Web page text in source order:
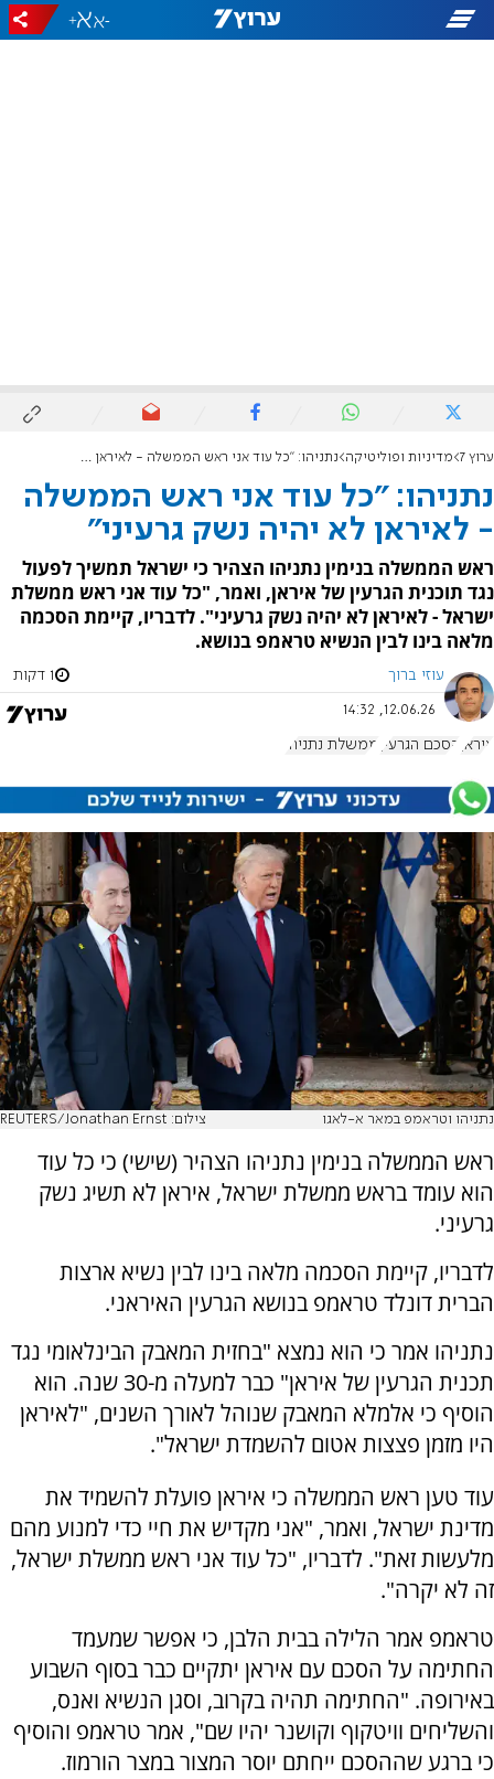
-
+
ערוץ 7 מדיניות ופוליטיקה נתניהו: "כל עוד אני ראש הממשלה - לאיראן לא יהיה נשק גרעיני"
נתניהו: "כל עוד אני ראש הממשלה
- לאיראן לא יהיה נשק גרעיני"
ראש הממשלה בנימין נתניהו הצהיר כי ישראל תמשיך לפעול
נגד תוכנית הגרעין של איראן, ואמר, "כל עוד אני ראש ממשלת
ישראל - לאיראן לא יהיה נשק גרעיני". לדבריו, קיימת הסכמה
מלאה בינו לבין הנשיא טראמפ בנושא.
עוזי ברוך 1 דקות
12.06.26, 14:32
איראן הסכם הגרעין ממשלת נתניהו
נתניהו וטראמפ במאר א-לאגו צילום: REUTERS/Jonathan Ernst
ראש הממשלה בנימין נתניהו הצהיר (שישי) כי כל עוד
הוא עומד בראש ממשלת ישראל, איראן לא תשיג נשק
גרעיני.
לדבריו, קיימת הסכמה מלאה בינו לבין נשיא ארצות
הברית דונלד טראמפ בנושא הגרעין האיראני.
נתניהו אמר כי הוא נמצא "בחזית המאבק הבינלאומי נגד
תכנית הגרעין של איראן" כבר למעלה מ-30 שנה. הוא
הוסיף כי אלמלא המאבק שנוהל לאורך השנים, "לאיראן
היו מזמן פצצות אטום להשמדת ישראל".
עוד טען ראש הממשלה כי איראן פועלת להשמיד את
מדינת ישראל, ואמר, "אני מקדיש את חיי כדי למנוע מהם
מלעשות זאת". לדבריו, "כל עוד אני ראש ממשלת ישראל,
זה לא יקרה".
טראמפ אמר הלילה בבית הלבן, כי אפשר שמעמד
החתימה על הסכם עם איראן יתקיים כבר בסוף השבוע
באירופה. "החתימה תהיה בקרוב, וסגן הנשיא ואנס,
והשליחים וויטקוף וקושנר יהיו שם", אמר טראמפ והוסיף
כי ברגע שההסכם ייחתם יוסר המצור במצר הורמוז.